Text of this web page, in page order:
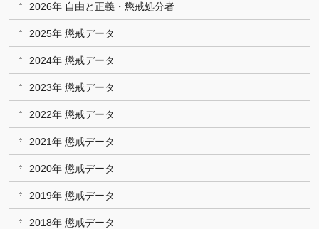
2026年 自由と正義・懲戒処分者
2025年 懲戒データ
2024年 懲戒データ
2023年 懲戒データ
2022年 懲戒データ
2021年 懲戒データ
2020年 懲戒データ
2019年 懲戒データ
2018年 懲戒データ